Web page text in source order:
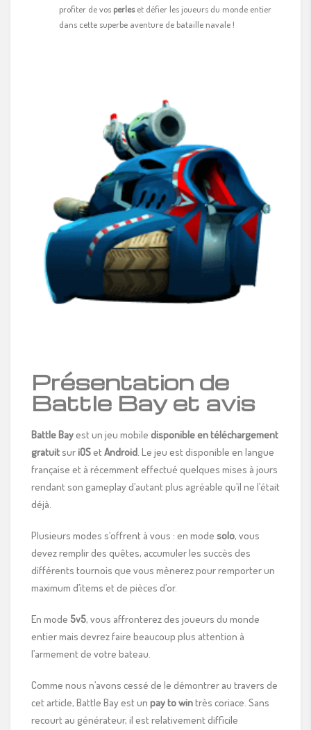
profiter de vos perleset défier les joueurs du monde entier
dans cette superbe aventure de bataille navale !
Présentation de
Battle Bay et avis
Battle Bayest un jeu mobile disponible en téléchargement
gratuitsuriOSetAndroid. Le jeu est disponible en langue
française et à récemment effectué quelques mises à jours
rendant son gameplay d’autant plus agréable qu’il ne l’était
déjà.
Plusieurs modes s’offrent à vous : en mode solo, vous
devez remplir des quêtes, accumuler les succès des
différents tournois que vous mènerez pour remporter un
maximum d’items et de pièces d’or.
En mode 5v5, vous affronterez des joueurs du monde
entier mais devrez faire beaucoup plus attention à
l’armement de votre bateau.
Comme nous n’avons cessé de le démontrer au travers de
cet article, Battle Bay est un pay to wintrès coriace. Sans
recourt au générateur, il est relativement difficile